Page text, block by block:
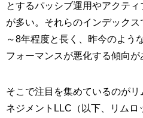
とするパッシブ運用やアクテ
が多い。それらのインデック
～8年程度と長く、昨今のよう
フォーマンスが悪化する傾向が
そこで注目を集めているのが
ネジメントLLC（以下、リムロ